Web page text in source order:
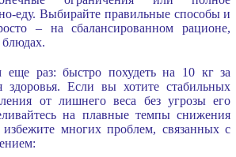
еду. Выбирайте правильные способы и
– на сбалансированном рационе,
еще раз: быстро похудеть на 10 кг за
Если вы хотите стабильных
от лишнего веса без угрозы его
на плавные темпы снижения
многих проблем, связанных с